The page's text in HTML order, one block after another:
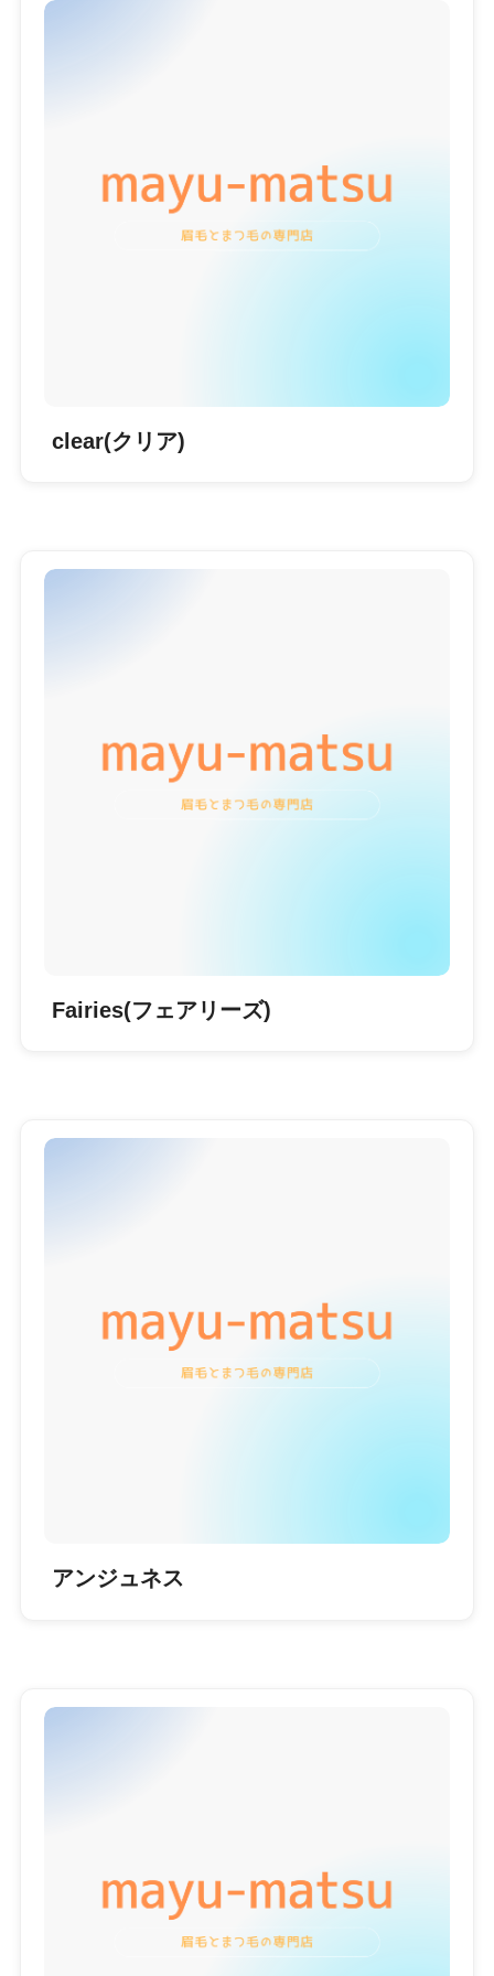
clear(クリア)
Fairies(フェアリーズ)
アンジュネス